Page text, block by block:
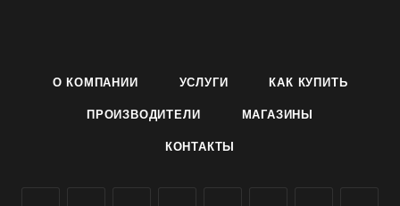
О КОМПАНИИ УСЛУГИ КАК КУПИТЬ
ПРОИЗВОДИТЕЛИ МАГАЗИНЫ
КОНТАКТЫ